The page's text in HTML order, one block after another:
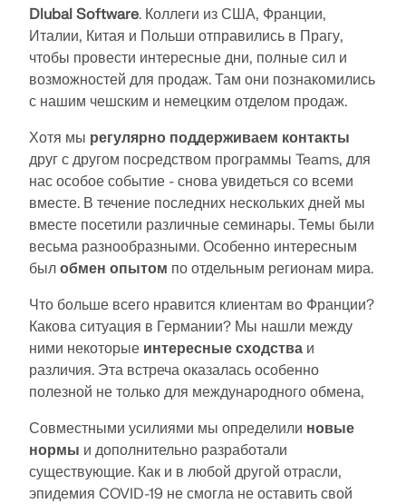
API Dlubal
Новый сервис Dlubal API (gRPC) предоставляет вам
гибкий интерфейс для программного обеспечения
для статического анализа на основе Python и C#, с
прямым доступом ко всем продуктам Dlubal.
НАЧАЛО РАБОТЫ С API
Надстройки
Дополнительные расчёты
Специальные решения
Расчёт
RSECTION 1
Пользовательский расчёт сечений
Подробнее
RWIND 3
Быстрые ответы
Найдите быстрые ответы на распространенные
вопросы о программном обеспечении Dlubal. Ищите
или фильтруйте сотни FAQ, чтобы решить проблемы
в кратчайшие сроки.
ПРОСМОТРЕТЬ FAQ
Откройте силу инноваций
Откройте для себя передовые инструменты и
усовершенствования, разработанные для
повышения эффективности вашего инженерного
рабочего процесса.
ОЗНАКОМИТЬСЯ С НОВЫМИ ФУНКЦИЯМИ
ОТКРЫТЬ МОДЕЛИ
Зона Dlubal с бесплатными
предложениями
Получите экспертную помощь, когда она вам нужна.
Наслаждайтесь бесплатной помощью ИИ,
поддержкой по электронной почте, живыми
вебинарами и премиальными услугами для
пользователей договора на обслуживание Pro.
ПОЛУЧИТЬ ПОДДЕРЖКУ
Бесплатные программы расчёта
конструкций для студентов
Тысячи студентов по всему миру уже пользуются
преимуществами программного обеспечения Dlubal.
Получайте бесплатный доступ, обучение и
экспертную поддержку в течение всего периода
обучения.
ПОЛУЧИТЬ БЕСПЛАТНУЮ ЛИЦЕНЗИЮ
НАШИ ЗАКАЗЧИКИ
Знакомство с экспертами
Наши преданные делу инженеры готовы помочь вам
с моделированием, проектированием и
техническими задачами — в любое время и в любом
СВЯЗАТЬСЯ С САППОРТОМ
Раскройте, как наша команда формирует будущее
инженерии. Узнайте об инновациях, росте и
захватывающих задачах.
ВАШИ КАРЬЕРНЫЕ ВОЗМОЖНОСТИ
Найдите свою работу мечты
Присоединяйтесь к мировому лидеру в области
инженерного программного обеспечения и поднимите
свою карьеру на новые высоты.
вашим личным данным.
ВОЙТИ
СОЗДАТЬ УЧЁТНУЮ ЗАПИСЬ
Pусский
Dlubal Software. Коллеги из США, Франции,
Италии, Китая и Польши отправились в Прагу,
чтобы провести интересные дни, полные сил и
возможностей для продаж. Там они познакомились
с нашим чешским и немецким отделом продаж.
Хотя мы регулярно поддерживаем контакты
друг с другом посредством программы Teams, для
нас особое событие - снова увидеться со всеми
вместе. В течение последних нескольких дней мы
вместе посетили различные семинары. Темы были
весьма разнообразными. Особенно интересным
был обмен опытом по отдельным регионам мира.
Что больше всего нравится клиентам во Франции?
Какова ситуация в Германии? Мы нашли между
ними некоторые интересные сходства и
различия. Эта встреча оказалась особенно
полезной не только для международного обмена,
Совместными усилиями мы определили новые
нормы и дополнительно разработали
существующие. Как и в любой другой отрасли,
эпидемия COVID-19 не смогла не оставить свой